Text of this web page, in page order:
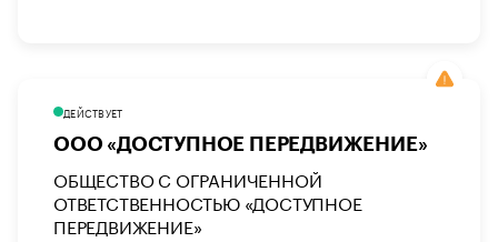
ДЕЙСТВУЕТ
ООО «ДОСТУПНОЕ ПЕРЕДВИЖЕНИЕ»
ОБЩЕСТВО С ОГРАНИЧЕННОЙ
ОТВЕТСТВЕННОСТЬЮ «ДОСТУПНОЕ
ПЕРЕДВИЖЕНИЕ»